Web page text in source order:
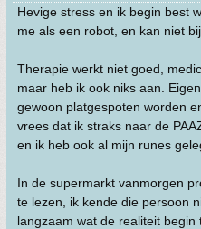
Hevige stress en ik begin best
me als een robot, en kan niet
Therapie werkt niet goed,
maar heb ik ook niks aan.
gewoon platgespoten worden
vrees dat ik straks naar de
en ik heb ook al mijn runes
In de supermarkt vanmorgen
te lezen, ik kende die persoon
langzaam wat de realiteit